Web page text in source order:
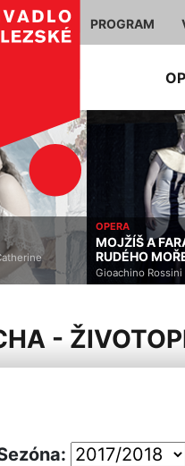
PROGRAM
OPERA
MOJŽÍŠ A
RUDÉHO MOŘE
Gioachino Rossini
-